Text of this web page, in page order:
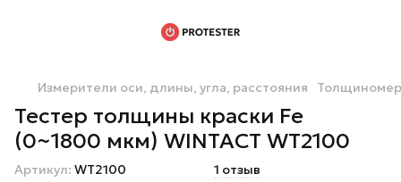
Измерители оси, длины, угла, расстояния
Тестер толщины краски Fe
(0~1800 мкм) WINTACT WT2100
Артикул: WT2100 1 отзыв